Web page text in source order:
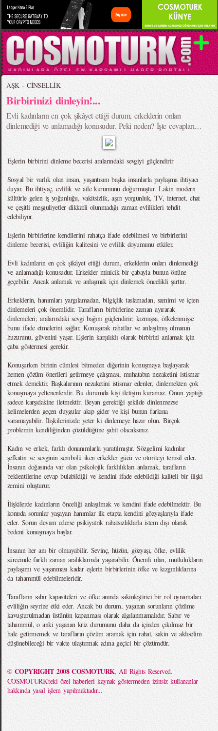
AŞK - CİNSELLİK
Birbirinizi dinleyin!...
Evli kadınların en çok şikâyet ettiği durum, erkeklerin onları
dinlemediği ve anlamadığı konusudur. Peki neden? İşte cevapları…
Eşlerin birbirini dinleme becerisi aralarındaki sevgiyi güçlendirir
Sosyal bir varlık olan insan, yaşantısını başka insanlarla paylaşma ihtiyacı
duyar. Bu ihtiyaç, evlilik ve aile kurumunu doğurmuştur. Lakin modern
kültürle gelen iş yoğunluğu, vakitsizlik, aşırı yorgunluk, TV, internet, chat
ve çeşitli meşguliyetler dikkatli olunmadığı zaman evlilikleri tehdit
edebiliyor.
Eşlerin birbirlerine kendilerini rahatça ifade edebilmesi ve birbirlerini
dinleme becerisi, evliliğin kalitesini ve evlilik doyumunu etkiler.
Evli kadınların en çok şikâyet ettiği durum, erkeklerin onları dinlemediği
ve anlamadığı konusudur. Erkekler minicik bir çabayla bunun önüne
geçebilir. Ancak anlamak ve anlaşmak için dinlemek öncelikli şarttır.
Erkeklerin, hanımları yargılamadan, bilgiçlik taslamadan, samimi ve içten
dinlemeleri çok önemlidir. Tarafların birbirlerine zaman ayırarak
dinlemeleri; aralarındaki sevgi bağını güçlendirir; kızmışsa, öfkelenmişse
bunu ifade etmelerini sağlar. Konuşarak rahatlar ve anlaşılmış olmanın
huzurunu, güvenini yaşar. Eşlerin karşılıklı olarak birbirini anlamak için
çaba göstermesi gerekir.
Konuşurken birinin cümlesi bitmeden diğerinin konuşmaya başlayarak
hemen çözüm önerileri getirmeye çalışması, muhatabın nezaketini istismar
etmek demektir. Başkalarının nezaketini istismar edenler, dinlemekten çok
konuşmaya yeltenenlerdir. Bu durumda kişi iletişim kuramaz. Onun yaptığı
sadece karşıdakine iletmektir. Beyan gerektiği şekilde dinlenmezse
kelimelerden geçen duygular akıp gider ve kişi bunun farkına
varamayabilir. İlişkilerinizde yeter ki dinlemeye hazır olun. Birçok
problemin kendiliğinden çözüldüğüne şahit olacaksınız.
Kadın ve erkek, farklı donanımlarla yaratılmıştır. Sözgelimi kadınlar
şefkatin ve sevginin sembolü iken erkekler gücü ve otoriteyi temsil eder.
İnsanın doğasında var olan psikolojik farklılıkları anlamak, tarafların
beklentilerine cevap bulabildiği ve kendini ifade edebildiği kaliteli bir ilişki
zemini oluşturur.
İlişkilerde kadınların önceliği anlaşılmak ve kendini ifade edebilmektir. Bu
konuda sorunlar yaşayan hanımlar ilk etapta kendini gözyaşlarıyla ifade
eder. Sorun devam ederse psikiyatrik rahatsızlıklarla istem dışı olarak
bedeni konuşmaya başlar.
İnsanın her anı bir olmayabilir. Sevinç, hüzün, gözyaşı, öfke, evlilik
sürecinde farklı zaman aralıklarında yaşanabilir. Önemli olan, mutlulukların
paylaşımı ve yaşanması kadar eşlerin birbirlerinin öfke ve kızgınlıklarına
da tahammül edebilmeleridir.
Tarafların sabır kapasiteleri ve öfke anında sakinleştirici bir rol oynamaları
evliliğin seyrine etki eder. Ancak bu durum, yaşanan sorunların çözüme
kavuşturulmadan üstünün kapanması olarak algılanmamalıdır. Sabır ve
tahammül, o anki yaşanan kriz durumunu daha da içinden çıkılmaz bir
hale getirmemek ve tarafların çözüm aramak için rahat, sakin ve aklıselim
düşünebileceği bir vakte ulaştırmak adına geçici bir çözümdür.
© COPYRIGHT 2008 COSMOTURK, All Rights Reserved.
COSMOTURK'teki özel haberleri kaynak göstermeden izinsiz kullananlar
hakkında yasal işlem yapılmaktadır...